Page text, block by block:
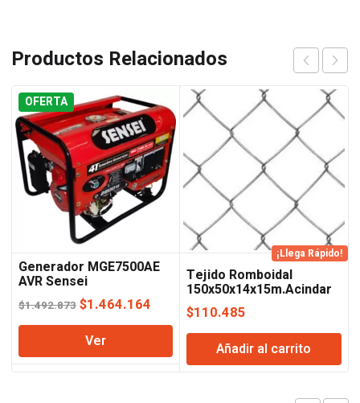
Productos Relacionados
OFERTA
Generador MGE7500AE
AVR Sensei
$1.492.873 El
precio
original
era:
$1.464.164
precio
es:
Ver
¡Llega Rápido!
Tejido Romboidal
150x50x14x15m.Acindar
$110.485
Añadir al carrito